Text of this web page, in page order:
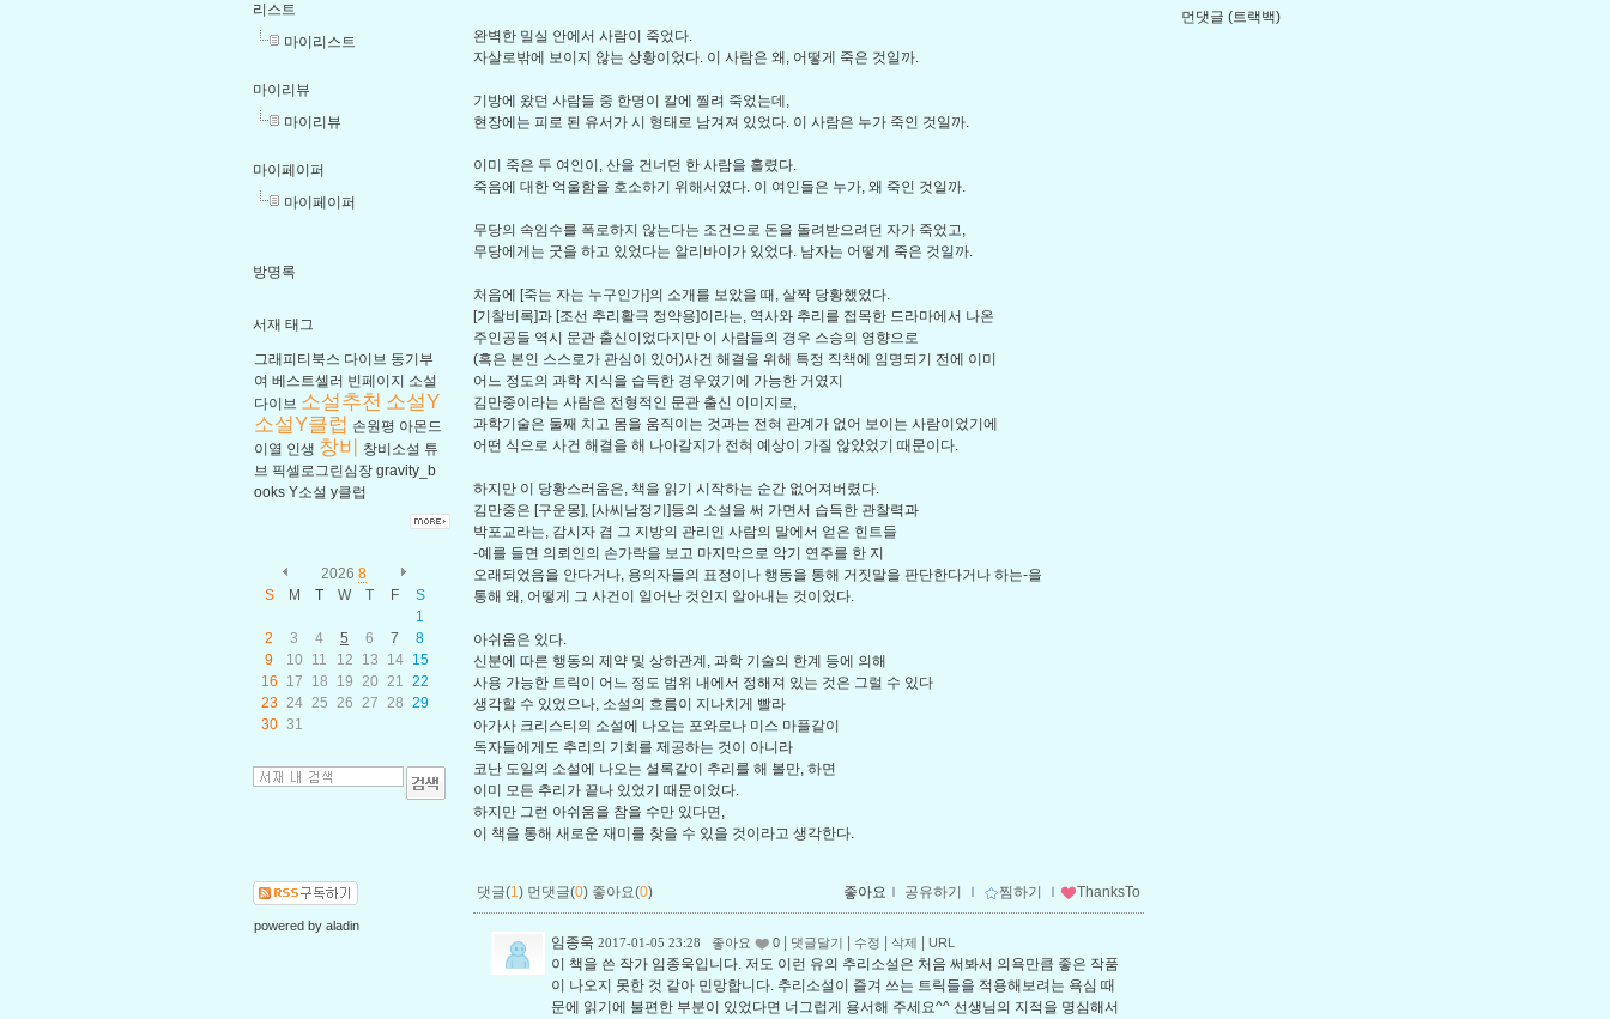
리스트
마이리스트
마이리뷰
마이리뷰
마이페이퍼
마이페이퍼
방명록
서재 태그
그래피티북스 다이브 동기부
여 베스트셀러 빈페이지 소설
다이브 소설추천 소설Y
소설Y클럽 손원평 아몬드
이열 인생 창비 창비소설 튜
브 픽셀로그린심장 gravity_b
ooks Y소설 y클럽
2026 8
S
M T W T F
S
1
2
3 4 5 6 7
8
9
10 11 12 13 14
15
16
17 18 19 20 21 22
23 24 25 26 27 28 29
30 31
powered by aladin
완벽한 밀실 안에서 사람이 죽었다.
자살로밖에 보이지 않는 상황이었다. 이 사람은 왜, 어떻게 죽은 것일까.
기방에 왔던 사람들 중 한명이 칼에 찔려 죽었는데,
현장에는 피로 된 유서가 시 형태로 남겨져 있었다. 이 사람은 누가 죽인 것일까.
이미 죽은 두 여인이, 산을 건너던 한 사람을 홀렸다.
죽음에 대한 억울함을 호소하기 위해서였다. 이 여인들은 누가, 왜 죽인 것일까.
무당의 속임수를 폭로하지 않는다는 조건으로 돈을 돌려받으려던 자가 죽었고,
무당에게는 굿을 하고 있었다는 알리바이가 있었다. 남자는 어떻게 죽은 것일까.
처음에 [죽는 자는 누구인가]의 소개를 보았을 때, 살짝 당황했었다.
[기찰비록]과 [조선 추리활극 정약용]이라는, 역사와 추리를 접목한 드라마에서 나온
주인공들 역시 문관 출신이었다지만 이 사람들의 경우 스승의 영향으로
(혹은 본인 스스로가 관심이 있어)사건 해결을 위해 특정 직책에 임명되기 전에 이미
어느 정도의 과학 지식을 습득한 경우였기에 가능한 거였지
김만중이라는 사람은 전형적인 문관 출신 이미지로,
과학기술은 둘째 치고 몸을 움직이는 것과는 전혀 관계가 없어 보이는 사람이었기에
어떤 식으로 사건 해결을 해 나아갈지가 전혀 예상이 가질 않았었기 때문이다.
하지만 이 당황스러움은, 책을 읽기 시작하는 순간 없어져버렸다.
김만중은 [구운몽], [사씨남정기]등의 소설을 써 가면서 습득한 관찰력과
박포교라는, 감시자 겸 그 지방의 관리인 사람의 말에서 얻은 힌트들
-예를 들면 의뢰인의 손가락을 보고 마지막으로 악기 연주를 한 지
오래되었음을 안다거나, 용의자들의 표정이나 행동을 통해 거짓말을 판단한다거나 하는-을
통해 왜, 어떻게 그 사건이 일어난 것인지 알아내는 것이었다.
아쉬움은 있다.
신분에 따른 행동의 제약 및 상하관계, 과학 기술의 한계 등에 의해
사용 가능한 트릭이 어느 정도 범위 내에서 정해져 있는 것은 그럴 수 있다
생각할 수 있었으나, 소설의 흐름이 지나치게 빨라
아가사 크리스티의 소설에 나오는 포와로나 미스 마플같이
독자들에게도 추리의 기회를 제공하는 것이 아니라
코난 도일의 소설에 나오는 셜록같이 추리를 해 볼만, 하면
이미 모든 추리가 끝나 있었기 때문이었다.
하지만 그런 아쉬움을 참을 수만 있다면,
이 책을 통해 새로운 재미를 찾을 수 있을 것이라고 생각한다.
댓글(1) 먼댓글(0) 좋아요(0) 좋아요 ｌ 공유하기 ｌ 찜하기 ｌ ThanksTo
임종욱 2017-01-05 23:28 좋아요 0 댓글달기 수정 삭제 URL
이 책을 쓴 작가 임종욱입니다. 저도 이런 유의 추리소설은 처음 써봐서 의욕만큼 좋은 작품
이 나오지 못한 것 같아 민망합니다. 추리소설이 즐겨 쓰는 트릭들을 적용해보려는 욕심 때
문에 읽기에 불편한 부분이 있었다면 너그럽게 용서해 주세요^^ 선생님의 지적을 명심해서
먼댓글 (트랙백)